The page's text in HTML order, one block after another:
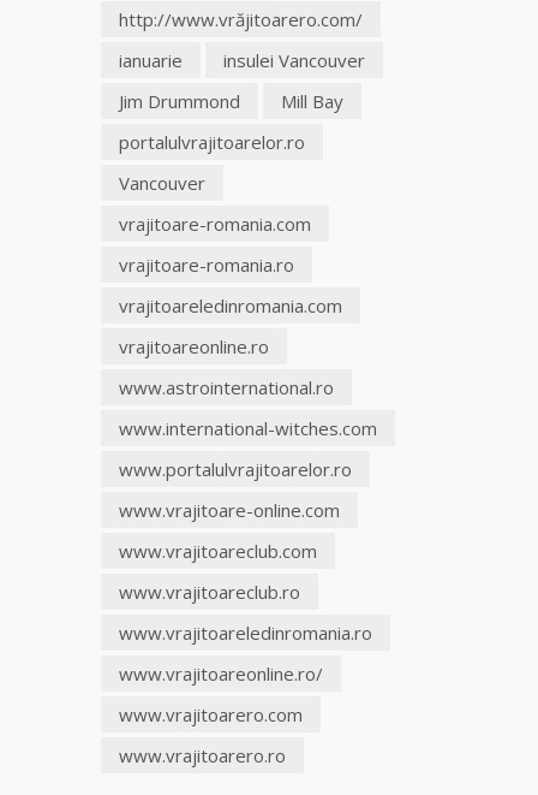
http://www.vrăjitoarero.com/
ianuarie
insulei Vancouver
Jim Drummond
Mill Bay
portalulvrajitoarelor.ro
Vancouver
vrajitoare-romania.com
vrajitoare-romania.ro
vrajitoareledinromania.com
vrajitoareonline.ro
www.astrointernational.ro
www.international-witches.com
www.portalulvrajitoarelor.ro
www.vrajitoare-online.com
www.vrajitoareclub.com
www.vrajitoareclub.ro
www.vrajitoareledinromania.ro
www.vrajitoareonline.ro/
www.vrajitoarero.com
www.vrajitoarero.ro